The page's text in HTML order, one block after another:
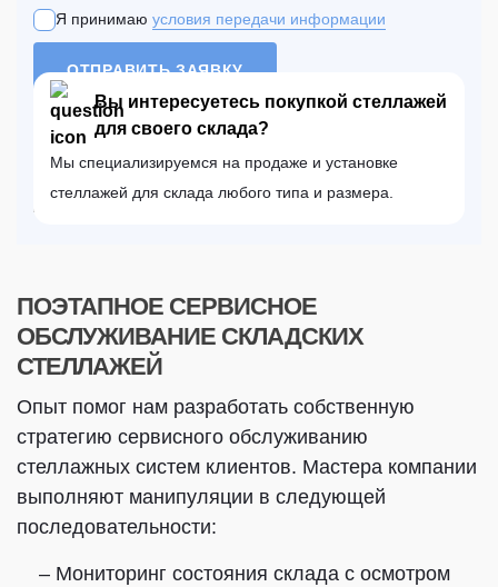
Я принимаю условия передачи информации
ОТПРАВИТЬ ЗАЯВКУ
Вы интересуетесь покупкой стеллажей
для своего склада?
Мы специализируемся на продаже и установке
стеллажей для склада любого типа и размера.
ПОЭТАПНОЕ СЕРВИСНОЕ
ОБСЛУЖИВАНИЕ СКЛАДСКИХ
СТЕЛЛАЖЕЙ
Опыт помог нам разработать собственную
стратегию сервисного обслуживанию
стеллажных систем клиентов. Мастера компании
выполняют манипуляции в следующей
последовательности:
– Мониторинг состояния склада с осмотром